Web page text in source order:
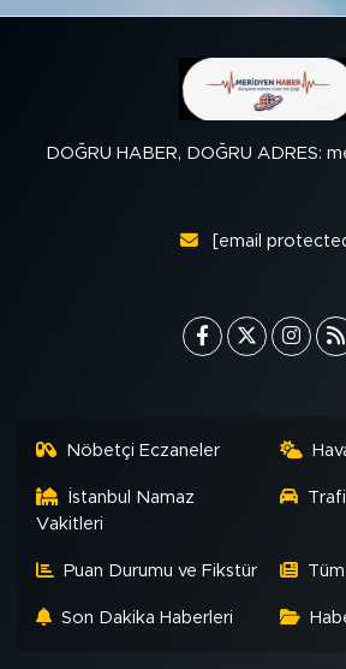
DOĞRU HABER, DOĞRU ADRES:
[email
Nöbetçi Eczaneler
İstanbul Namaz
Vakitleri
Puan Durumu ve Fikstür
Son Dakika Haberleri